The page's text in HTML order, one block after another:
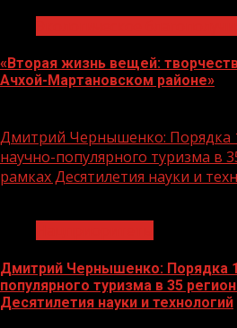
«Вторая жизнь вещей:
Ачхой-Мартановском районе»
Дмитрий Чернышенко: Порядка
научно-популярного туризма в
рамках Десятилетия науки и
Дмитрий Чернышенко: Порядка
популярного туризма в 35
Десятилетия науки и технологий